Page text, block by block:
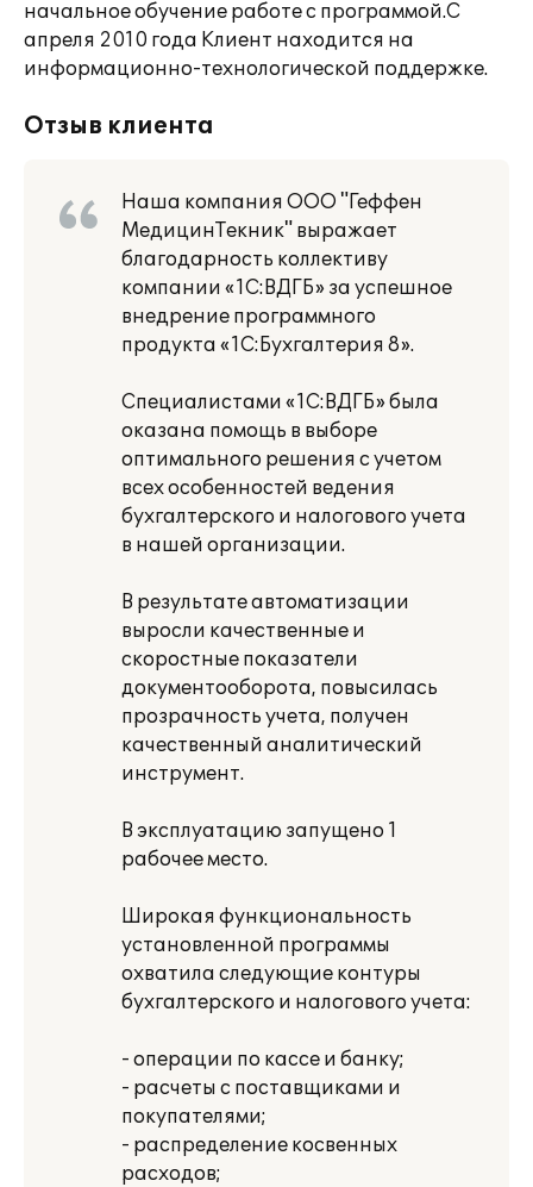
начальное обучение работе с программой.С
апреля 2010 года Клиент находится на
информационно-технологической поддержке.
Отзыв клиента
Наша компания ООО "Геффен
МедицинТекник" выражает
благодарность коллективу
компании «1С:ВДГБ» за успешное
внедрение программного
продукта «1С:Бухгалтерия 8».
Специалистами «1С:ВДГБ» была
оказана помощь в выборе
оптимального решения с учетом
всех особенностей ведения
бухгалтерского и налогового учета
в нашей организации.
В результате автоматизации
выросли качественные и
скоростные показатели
документооборота, повысилась
прозрачность учета, получен
качественный аналитический
инструмент.
В эксплуатацию запущено 1
рабочее место.
Широкая функциональность
установленной программы
охватила следующие контуры
бухгалтерского и налогового учета:
- операции по кассе и банку;
- расчеты с поставщиками и
покупателями;
- распределение косвенных
расходов;